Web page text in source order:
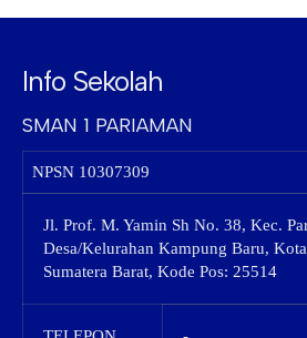
Info Sekolah
SMAN 1 PARIAMAN
NPSN 10307309
Jl. Prof. M. Yamin Sh No. 38, Kec.
Desa/Kelurahan Kampung Baru,
Sumatera Barat, Kode Pos: 25514